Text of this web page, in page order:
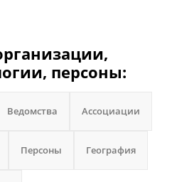
персоны:
Ведомства Ассоциации
Персоны География